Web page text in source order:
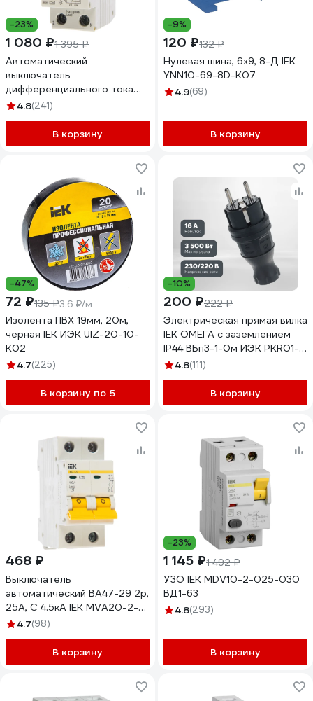
-23%
1 080 ₽1 395 ₽
Автоматический
выключатель
дифференциального тока
IEK 1п+N 2модуля C 25A
ИЭК MAD22-5-025-C-30
4.8(241)
В корзину
-9%
120 ₽132 ₽
Нулевая шина, 6х9, 8-Д IEK
YNN10-69-8D-K07
4.9(69)
В корзину
-47%
72 ₽135 ₽3.6 ₽/м
Изолента ПВХ 19мм, 20м,
черная IEK ИЭК UIZ-20-10-
K02
4.7(225)
В корзину по 5
-10%
200 ₽222 ₽
Электрическая прямая вилка
IEK ОМЕГА с заземлением
IP44 ВБп3-1-0м ИЭК PKR01-
016-2-K02
4.8(111)
В корзину
468 ₽
Выключатель
автоматический ВА47-29 2p,
25А, С 4.5кА IEK MVA20-2-
025-C
4.7(98)
В корзину
-23%
1 145 ₽1 492 ₽
УЗО IEK MDV10-2-025-030
ВД1-63
4.8(293)
В корзину